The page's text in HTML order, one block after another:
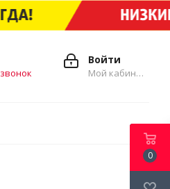
Войти
Мой кабинет
0